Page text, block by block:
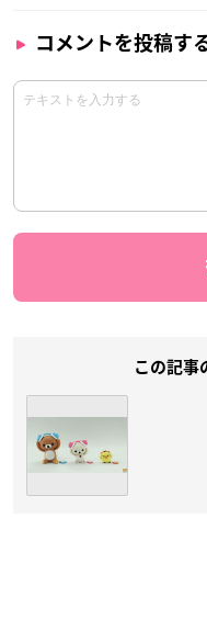
コメントを投稿す
この記事